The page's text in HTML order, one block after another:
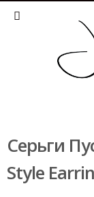
Серьги
Style